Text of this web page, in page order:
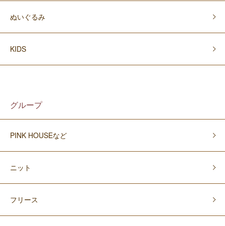
ぬいぐるみ
KIDS
グループ
PINK HOUSEなど
ニット
フリース